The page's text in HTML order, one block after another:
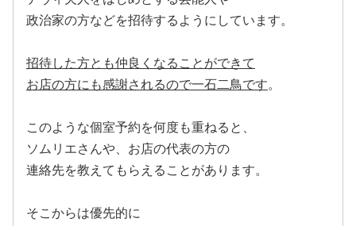
政治家の方などを招待するようにしています。
招待した方とも仲良くなることができて
お店の方にも感謝されるので一石二鳥です。
このような個室予約を何度も重ねると、
ソムリエさんや、お店の代表の方の
連絡先を教えてもらえることがあります。
そこからは優先的に